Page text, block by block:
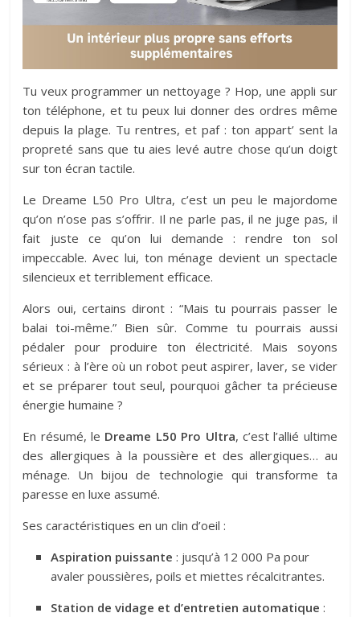
Tu veux programmer un nettoyage ? Hop, une appli sur
ton téléphone, et tu peux lui donner des ordres même
depuis la plage. Tu rentres, et paf : ton appart’ sent la
propreté sans que tu aies levé autre chose qu’un doigt
sur ton écran tactile.
Le Dreame L50 Pro Ultra, c’est un peu le majordome
qu’on n’ose pas s’offrir. Il ne parle pas, il ne juge pas, il
fait juste ce qu’on lui demande : rendre ton sol
impeccable. Avec lui, ton ménage devient un spectacle
silencieux et terriblement efficace.
Alors oui, certains diront : “Mais tu pourrais passer le
balai toi-même.” Bien sûr. Comme tu pourrais aussi
pédaler pour produire ton électricité. Mais soyons
sérieux : à l’ère où un robot peut aspirer, laver, se vider
et se préparer tout seul, pourquoi gâcher ta précieuse
énergie humaine ?
En résumé, le Dreame L50 Pro Ultra, c’est l’allié ultime
des allergiques à la poussière et des allergiques… au
ménage. Un bijou de technologie qui transforme ta
paresse en luxe assumé.
Ses caractéristiques en un clin d’oeil :
Aspiration puissante : jusqu’à 12 000 Pa pour
avaler poussières, poils et miettes récalcitrantes.
Station de vidage et d’entretien automatique :